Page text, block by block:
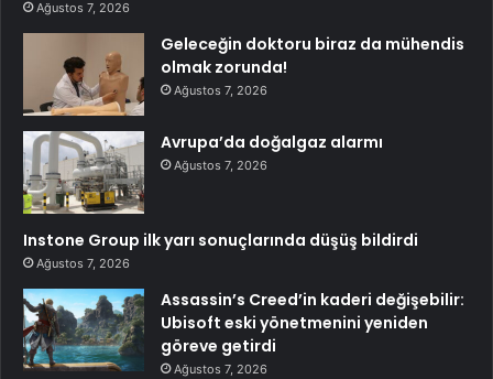
Ağustos 7, 2026
Geleceğin doktoru biraz da mühendis
olmak zorunda!
Ağustos 7, 2026
Avrupa’da doğalgaz alarmı
Ağustos 7, 2026
Instone Group ilk yarı sonuçlarında düşüş bildirdi
Ağustos 7, 2026
Assassin’s Creed’in kaderi değişebilir:
Ubisoft eski yönetmenini yeniden
göreve getirdi
Ağustos 7, 2026